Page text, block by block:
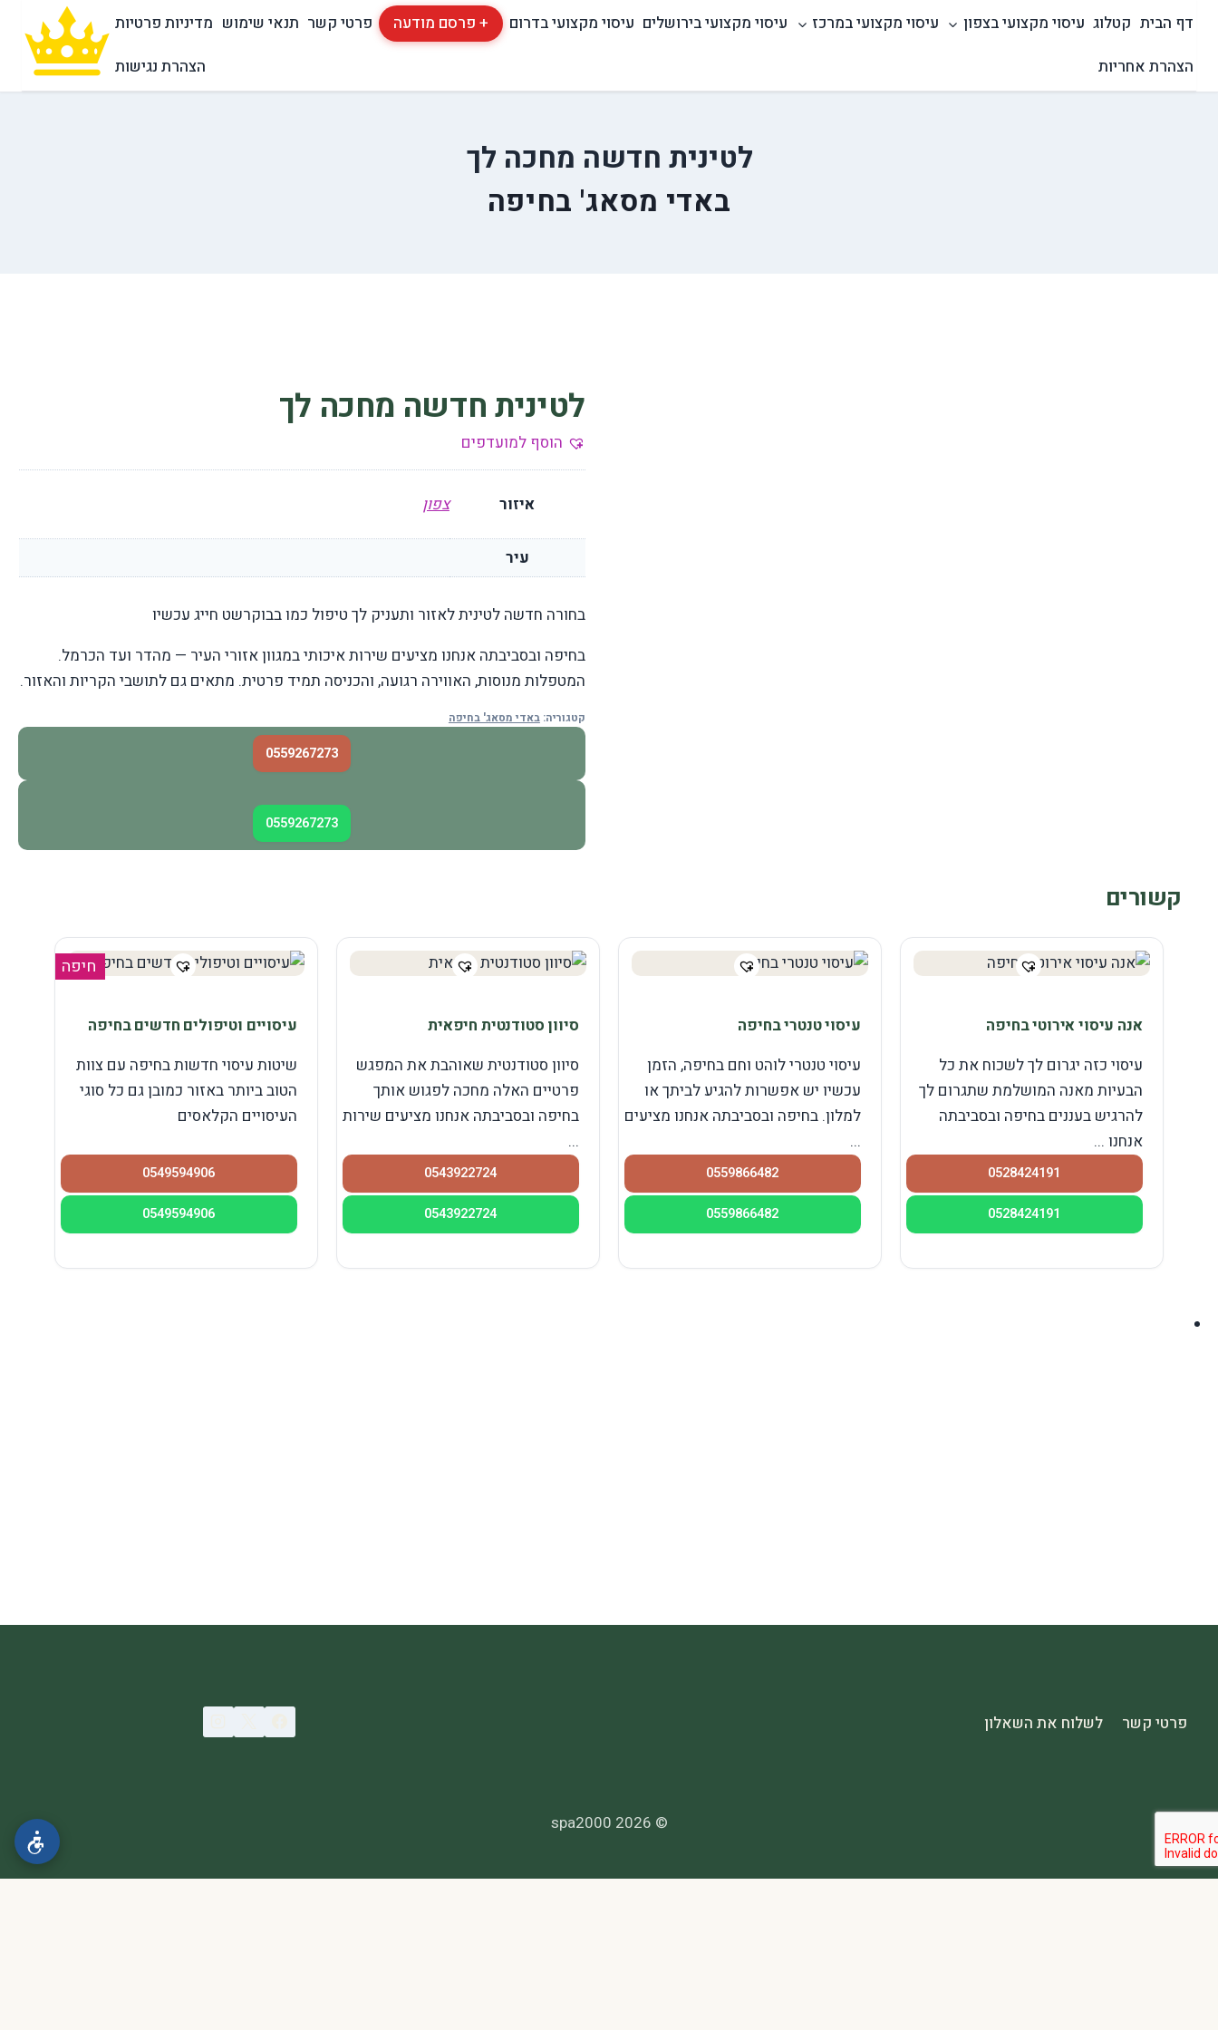
content
דף הבית קטלוג עיסוי מקצועי בצפון עיסוי מקצועי במרכז עיסוי מקצועי בירושלים עיסוי מקצועי בדרום + פרסם מודעה פרטי קשר תנאי שימוש מדיניות פרטיות
הצהרת אחריות
הצהרת נגישות
לטינית חדשה מחכה לך
באדי מסאג' בחיפה
לטינית חדשה מחכה לך
הוסף למועדפים
איזור צפון
עיר
בחורה חדשה לטינית לאזור ותעניק לך טיפול כמו בבוקרשט חייג עכשיו
בחיפה ובסביבתה אנחנו מציעים שירות איכותי במגוון אזורי העיר — מהדר ועד הכרמל.
המטפלות מנוסות, האווירה רגועה, והכניסה תמיד פרטית. מתאים גם לתושבי הקריות והאזור.
קטגוריה:באדי מסאג' בחיפה
0559267273
0559267273
קשורים
אנה עיסוי אירוטי בחיפה
עיסוי כזה יגרום לך לשכוח את כל
הבעיות מאנה המושלמת שתגרום לך
להרגיש בעננים בחיפה ובסביבתה
אנחנו ...
0528424191
0528424191
עיסוי טנטרי בחיפה
עיסוי טנטרי לוהט וחם בחיפה, הזמן
עכשיו יש אפשרות להגיע לביתך או
למלון. בחיפה ובסביבתה אנחנו מציעים
...
0559866482
0559866482
סיוון סטודנטית חיפאית
סיוון סטודנטית שאוהבת את המפגש
פרטיים האלה מחכה לפגוש אותך
בחיפה ובסביבתה אנחנו מציעים שירות
...
0543922724
0543922724
חיפה
עיסויים וטיפולים חדשים בחיפה
שיטות עיסוי חדשות בחיפה עם צוות
הטוב ביותר באזור כמובן גם כל סוגי
העיסויים הקלאסים
0549594906
0549594906
פרטי קשר לשלוח את השאלון
© 2026 spa2000